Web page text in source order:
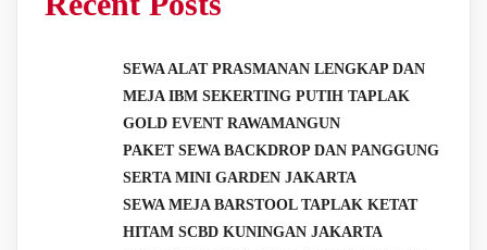
SEWA ALAT PRASMANAN LENGKAP DAN
MEJA IBM SEKERTING PUTIH TAPLAK
GOLD EVENT RAWAMANGUN
PAKET SEWA BACKDROP DAN PANGGUNG
SERTA MINI GARDEN JAKARTA
SEWA MEJA BARSTOOL TAPLAK KETAT
HITAM SCBD KUNINGAN JAKARTA